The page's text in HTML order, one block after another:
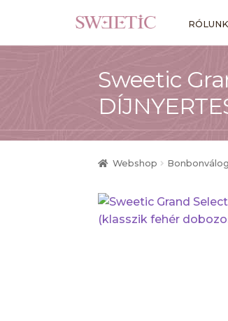
a
navigációhoz
a
tartalomba
RÓLUNK
Sweetic
Webshop